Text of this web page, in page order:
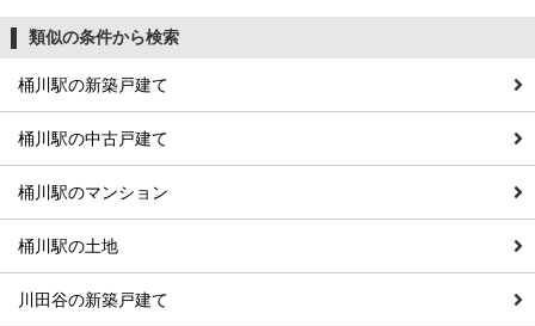
類似の条件から検索
桶川駅の新築戸建て
桶川駅の中古戸建て
桶川駅のマンション
桶川駅の土地
川田谷の新築戸建て